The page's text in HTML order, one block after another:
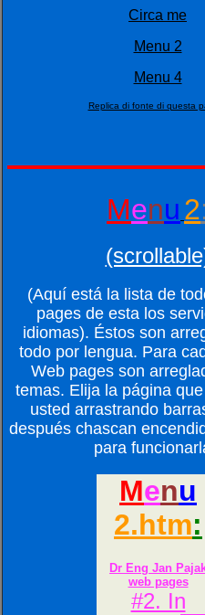
Circa me
Menu 2
Menu 4
Replica di fonte di questa
Menu2:
(Aquí está la lista de
pages de esta los
idiomas). Éstos son
todo por lengua. Para
Web pages son
temas. Elija la página
usted arrastrando
después chascan
para